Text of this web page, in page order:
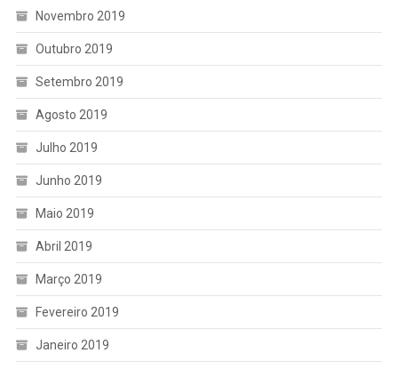
Novembro 2019
Outubro 2019
Setembro 2019
Agosto 2019
Julho 2019
Junho 2019
Maio 2019
Abril 2019
Março 2019
Fevereiro 2019
Janeiro 2019